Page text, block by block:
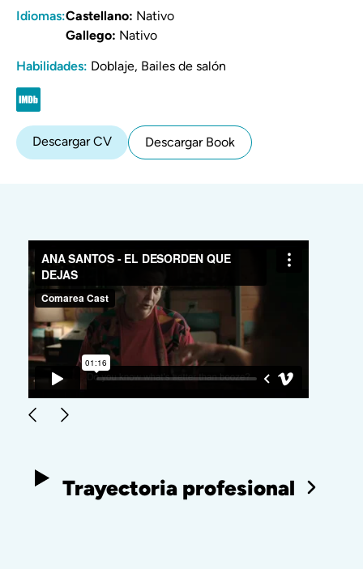
Idiomas:Castellano: Nativo
Gallego: Nativo
Habilidades: Doblaje, Bailes de salón
Descargar CV Descargar Book
Trayectoria profesional